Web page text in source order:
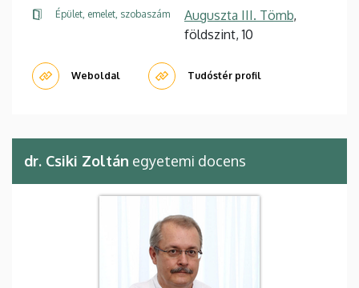
Épület, emelet, szobaszám Auguszta III. Tömb,
földszint, 10
Weboldal Tudóstér profil
dr. Csiki Zoltán egyetemi docens